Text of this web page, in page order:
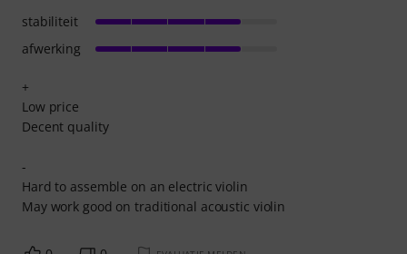
+
Low price
Decent quality
-
Hard to assemble on an electric violin
May work good on traditional acoustic violin
stabiliteit
afwerking